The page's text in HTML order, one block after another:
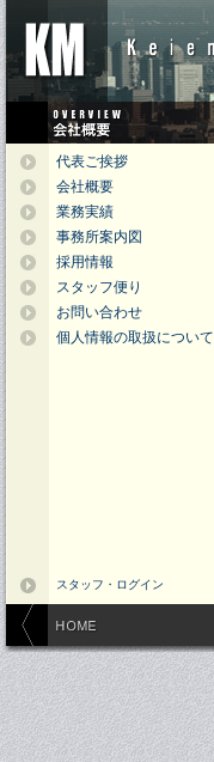
代表ご挨拶
会社概要
業務実績
事務所案内図
採用情報
スタッフ便り
お問い合わせ
個人情報の取扱について
スタッフ・ログイン